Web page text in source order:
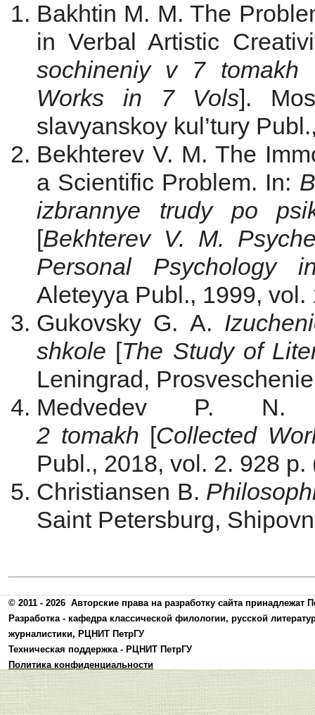
Bakhtin M. M. The
in Verbal Artistic
sochineniy v 7
tomakh
Works in 7Vols].
slavyanskoy kul’tury
Bekhterev V. M. The
a Scientific Problem. In:
izbrannye trudy po
[Bekhterev V. M.
Personal Psychology
Aleteyya Publ., 1999,
Gukovsky G. A.
shkole [The Study of
Leningrad,
Medvedev P.
2 tomakh [Collected
Publ., 2018, vol. 2. 928 p.
Christiansen B.
Saint Petersburg,
© 2011 - 2026 Авторские права на разработку сайта принадлежат
Разработка - кафедра классической филологии, русской
журналистики, РЦНИТ ПетрГУ
Техническая поддержка - РЦНИТ ПетрГУ
Политика конфиденциальности